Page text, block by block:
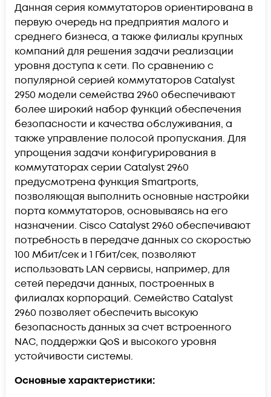
Данная серия коммутаторов ориентирована в
первую очередь на предприятия малого и
среднего бизнеса, а также филиалы крупных
компаний для решения задачи реализации
уровня доступа к сети. По сравнению с
популярной серией коммутаторов Catalyst
2950 модели семейства 2960 обеспечивают
более широкий набор функций обеспечения
безопасности и качества обслуживания, а
также управление полосой пропускания. Для
упрощения задачи конфигурирования в
коммутаторах серии Catalyst 2960
предусмотрена функция Smartports,
позволяющая выполнить основные настройки
порта коммутаторов, основываясь на его
назначении. Cisco Catalyst 2960 обеспечивают
потребность в передаче данных со скоростью
100 Мбит/сек и 1 Гбит/сек, позволяют
использовать LAN сервисы, например, для
сетей передачи данных, построенных в
филиалах корпораций. Семейство Catalyst
2960 позволяет обеспечить высокую
безопасность данных за счет встроенного
NAC, поддержки QoS и высокого уровня
устойчивости системы.
Основные характеристики: